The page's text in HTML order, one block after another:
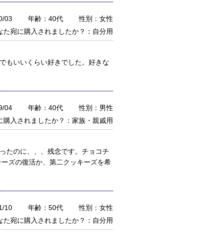
03 年齢：40代
性別：女性
た宛に購入されましたか？：自分用
もいいくらい好きでした。好きな
04 年齢：40代
性別：男性
購入されましたか？：家族・親戚用
たのに、、、残念です。チョコチ
ズの復活か、第二クッキーズを希
10 年齢：50代
性別：女性
た宛に購入されましたか？：自分用